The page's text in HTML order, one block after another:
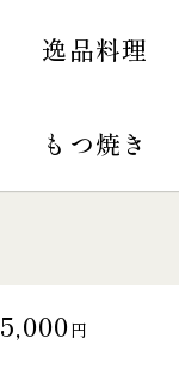
逸品料理
もつ焼き
5,000円